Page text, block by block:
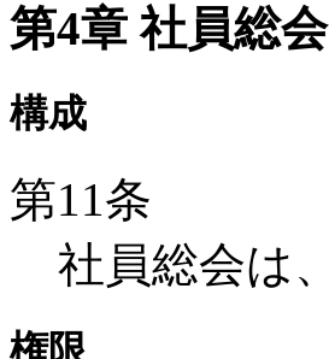
第4章 社員総会
構成
第11条
社員総会は
権限